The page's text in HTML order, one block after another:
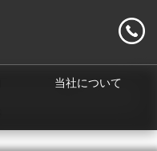
当社について